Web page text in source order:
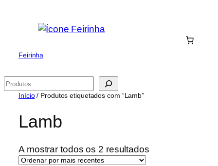
Feirinha
Pesquisar
Início/ Produtos etiquetados com “Lamb”
Lamb
A mostrar todos os 2 resultadosOrdenado